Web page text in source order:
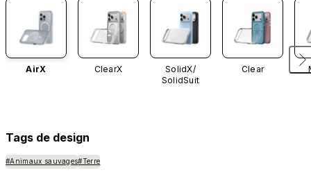
AirX ClearX
SolidX/
SolidSuit
Clear
Tags de design
#Animaux sauvages#Terre